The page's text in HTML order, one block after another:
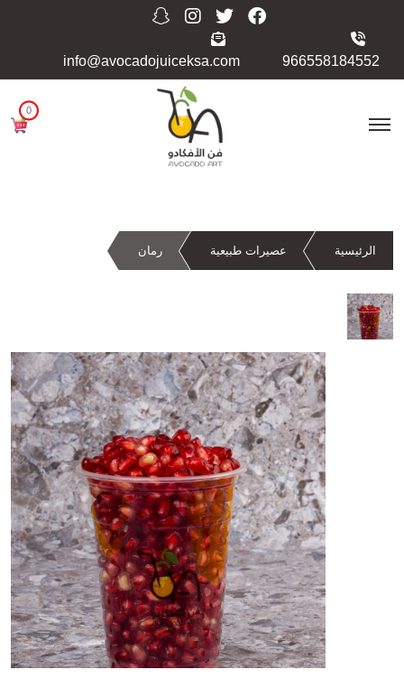
966558184552
info@avocadojuiceksa.com
0
الرئيسية عصيرات طبيعية رمان